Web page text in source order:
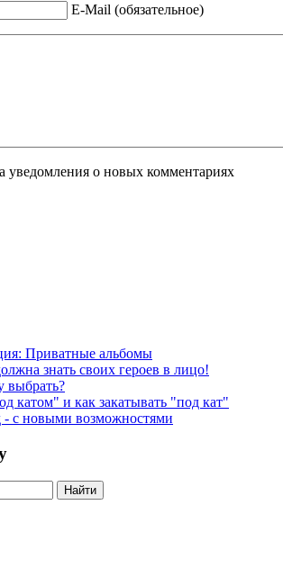
E-Mail (обязательное)
уведомления о новых комментариях
Приватные альбомы
знать своих героев в лицо!
выбрать?
катом" и как закатывать "под кат"
с новыми возможностями
Найти